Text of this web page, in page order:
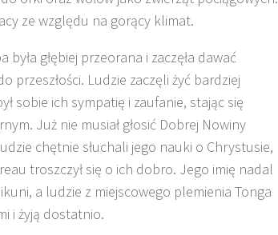
ze względu na gorący klimat.
była głębiej przeorana i zaczęła dawać
przeszłości. Ludzie zaczęli żyć bardziej
sobie ich sympatię i zaufanie, stając się
Już nie musiał głosić Dobrej Nowiny
chętnie słuchali jego nauki o Chrystusie,
troszczył się o ich dobro. Jego imię nadal
a ludzie z miejscowego plemienia Tonga
i żyją dostatnio.